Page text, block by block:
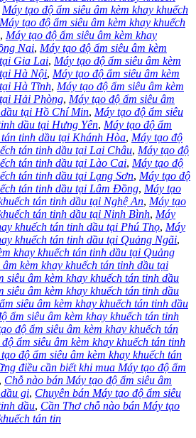
Máy tạo độ ẩm siêu âm kèm khay khuếch
Máy tạo độ ẩm siêu âm kèm khay khuếch
, Máy tạo độ ẩm siêu âm kèm khay
Nai, Máy tạo độ ẩm siêu âm kèm
Gia Lai, Máy tạo độ ẩm siêu âm kèm
Hà Nội, Máy tạo độ ẩm siêu âm kèm
Hà Tĩnh, Máy tạo độ ẩm siêu âm kèm
Hải Phòng, Máy tạo độ ẩm siêu âm
tại Hồ Chí Min, Máy tạo độ ẩm siêu
dầu tại Hưng Yên, Máy tạo độ ẩm
tinh dầu tại Khánh Hòa, Máy tạo độ
tán tinh dầu tại Lai Châu, Máy tạo độ
tán tinh dầu tại Lào Cai, Máy tạo độ
tán tinh dầu tại Lạng Sơn, Máy tạo độ
tán tinh dầu tại Lâm Đồng, Máy tạo
tán tinh dầu tại Nghệ An, Máy tạo
tán tinh dầu tại Ninh Bình, Máy
khuếch tán tinh dầu tại Phú Thọ, Máy
khuếch tán tinh dầu tại Quảng Ngãi,
khay khuếch tán tinh dầu tại Quảng
kèm khay khuếch tán tinh dầu tại
siêu âm kèm khay khuếch tán tinh dầu
siêu âm kèm khay khuếch tán tinh dầu
siêu âm kèm khay khuếch tán tinh dầu
ẩm siêu âm kèm khay khuếch tán tinh
độ ẩm siêu âm kèm khay khuếch tán
ẩm siêu âm kèm khay khuếch tán tinh
độ ẩm siêu âm kèm khay khuếch tán
điều cần biết khi mua Máy tạo độ ẩm
, Chỗ nào bán Máy tạo độ ẩm siêu âm
gi, Chuyên bán Máy tạo độ ẩm siêu
dầu, Cần Thơ chỗ nào bán Máy tạo
tán tin